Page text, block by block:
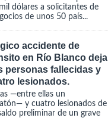
dólares a solicitantes de
de unos 50 país...
accidente de
en Río Blanco deja
personas fallecidas y
lesionados.
—entre ellas un
y cuatro lesionados de
preliminar de un grave